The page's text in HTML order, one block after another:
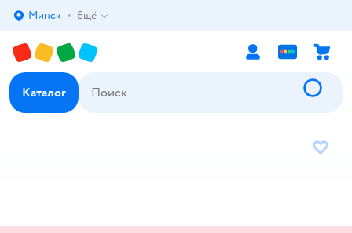
Выбор адреса доставки.
Минск Ещё
Каталог
В